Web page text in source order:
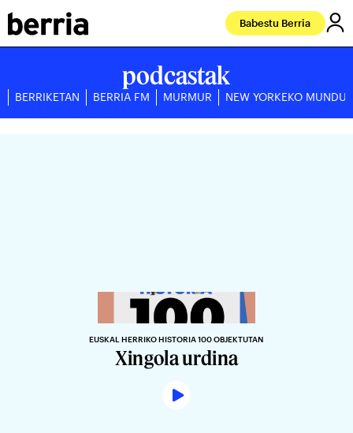
Babestu Berria
podcastak
BERRIKETAN BERRIA FM MURMUR NEW YORKEKO
EUSKAL HERRIKO HISTORIA 100 OBJEKTUTAN
Xingola urdina